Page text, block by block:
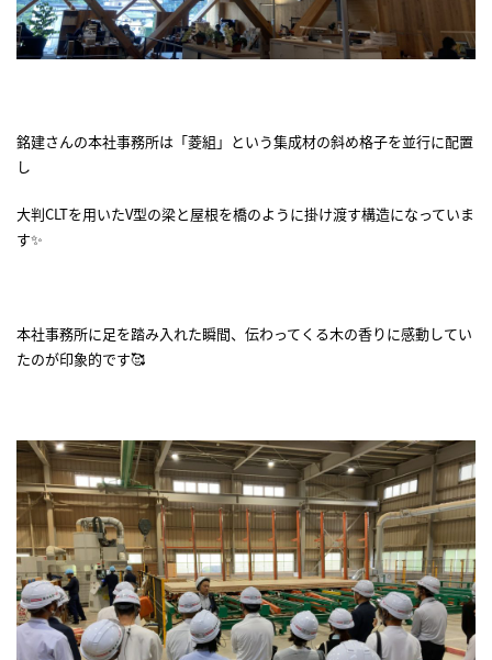
銘建さんの本社事務所は「菱組」という集成材の斜め格子を並行に配置
し
大判CLTを用いたV型の梁と屋根を橋のように掛け渡す構造になっていま
す✨
本社事務所に足を踏み入れた瞬間、伝わってくる木の香りに感動してい
たのが印象的です🥰